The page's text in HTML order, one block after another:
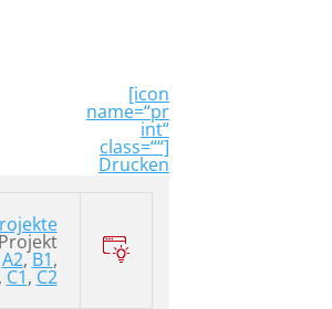
[icon
name=“pr
int“
class=““]
Drucken
A2,B1,
C1, C2